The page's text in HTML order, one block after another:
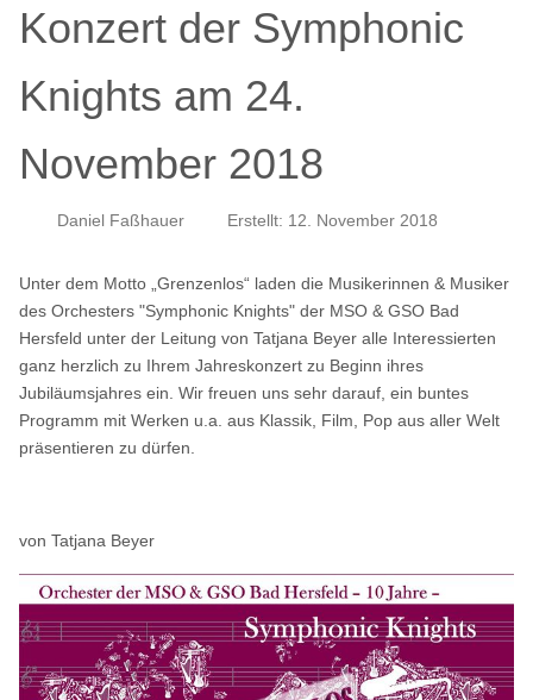
Konzert der Symphonic
Knights am 24.
November 2018
Daniel Faßhauer Erstellt: 12. November 2018
Unter dem Motto „Grenzenlos“ laden die Musikerinnen & Musiker
des Orchesters "Symphonic Knights" der MSO & GSO Bad
Hersfeld unter der Leitung von Tatjana Beyer alle Interessierten
ganz herzlich zu Ihrem Jahreskonzert zu Beginn ihres
Jubiläumsjahres ein. Wir freuen uns sehr darauf, ein buntes
Programm mit Werken u.a. aus Klassik, Film, Pop aus aller Welt
präsentieren zu dürfen.
von Tatjana Beyer